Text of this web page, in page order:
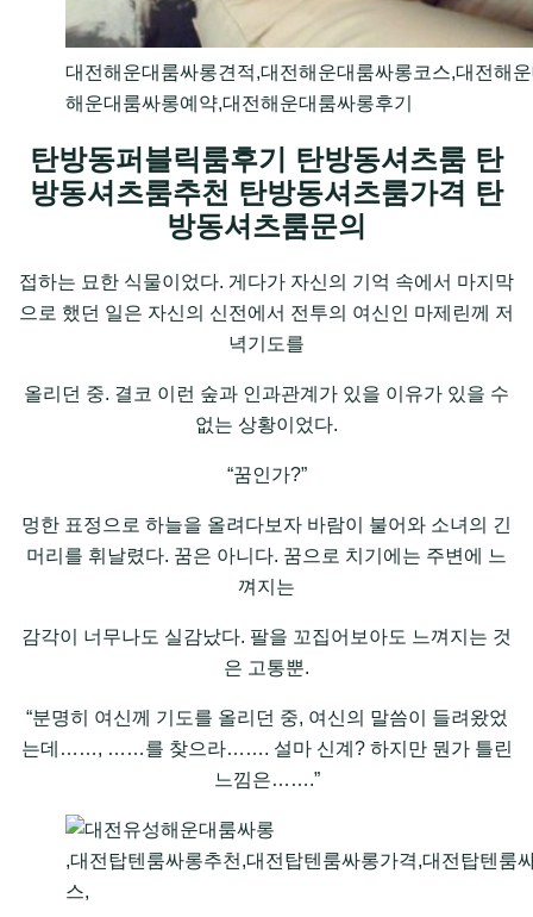
대전해운대룸싸롱견적,대전해운대룸싸롱코스,대전해
해운대룸싸롱예약,대전해운대룸싸롱후기
탄방동퍼블릭룸후기 탄방동셔츠룸 탄
방동셔츠룸추천 탄방동셔츠룸가격 탄
방동셔츠룸문의
접하는 묘한 식물이었다. 게다가 자신의 기억 속에서 마지막
으로 했던 일은 자신의 신전에서 전투의 여신인 마제린께 저
녁기도를
올리던 중. 결코 이런 숲과 인과관계가 있을 이유가 있을 수
없는 상황이었다.
“꿈인가?”
멍한 표정으로 하늘을 올려다보자 바람이 불어와 소녀의 긴
머리를 휘날렸다. 꿈은 아니다. 꿈으로 치기에는 주변에 느
껴지는
감각이 너무나도 실감났다. 팔을 꼬집어보아도 느껴지는 것
은 고통뿐.
“분명히 여신께 기도를 올리던 중, 여신의 말씀이 들려왔었
는데……, ……를 찾으라……. 설마 신계? 하지만 뭔가 틀린
느낌은…….”
,대전탑텐룸싸롱추천,대전탑텐룸싸롱가격,대전탑텐룸
스,